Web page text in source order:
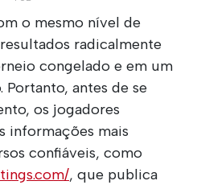
o mesmo nível de
radicalmente
congelado e em um
antes de se
os jogadores
informações mais
confiáveis, como
, que publica